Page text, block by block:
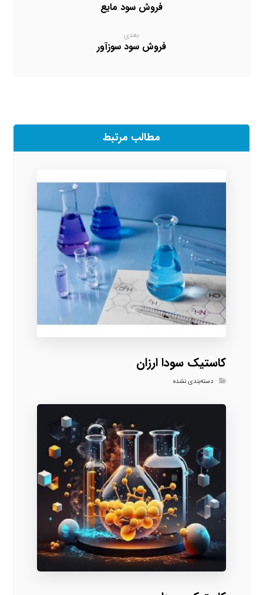
فروش سود مایع
بعدی
فروش سود سوزآور
مطالب مرتبط
کاستیک سودا ارزان
دسته‌بندی نشده